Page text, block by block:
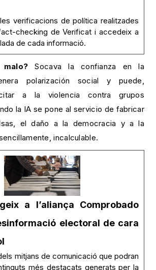
verificacions de política realitzades
checking de Verificat i accedeix a
de cada informació.
Socava la confianza en la
polarización social y puede,
a la violencia contra grupos
la IA se pone al servicio de fabricar
el daño a la democracia y a la
incalculable.
a l’aliança Comprobado
electoral de cara
mitjans de comunicació que podran
més destacats generats per la